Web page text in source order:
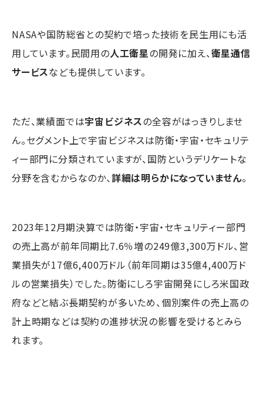
NASAや国防総省との契約で培った技術を民生用にも活
用しています。民間用の人工衛星の開発に加え、衛星通信
サービスなども提供しています。
ただ、業績面では宇宙ビジネスの全容がはっきりしませ
ん。セグメント上で宇宙ビジネスは防衛・宇宙・セキュリテ
ィー部門に分類されていますが、国防というデリケートな
分野を含むからなのか、詳細は明らかになっていません。
2023年12月期決算では防衛・宇宙・セキュリティー部門
の売上高が前年同期比7.6％増の249億3,300万ドル、営
業損失が17億6,400万ドル（前年同期は35億4,400万ド
ルの営業損失）でした。防衛にしろ宇宙開発にしろ米国政
府などと結ぶ長期契約が多いため、個別案件の売上高の
計上時期などは契約の進捗状況の影響を受けるとみら
れます。